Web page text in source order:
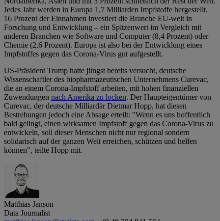
Jedes Jahr werden in Europa 1,7 Milliarden Impfstoffe hergestellt.
16 Prozent der Einnahmen investiert die Branche EU-weit in
Forschung und Entwicklung – ein Spitzenwert im Vergleich mit
anderen Branchen wie Software und Computer (8,4 Prozent) oder
Chemie (2,6 Prozent). Europa ist also bei der Entwicklung eines
Impfstoffes gegen das Corona-Virus gut aufgestellt.
US-Präsident Trump hatte jüngst bereits versucht, deutsche
Wissenschaftler des biopharmazeutischen Unternehmens Curevac,
die an einem Corona-Impfstoff arbeiten, mit hohen finanziellen
Zuwendungen nach Amerika zu locken. Der Haupteigentümer von
Curevac, der deutsche Milliardär Dietmar Hopp, hat diesen
Bestrebungen jedoch eine Absage erteilt: "Wenn es uns hoffentlich
bald gelingt, einen wirksamen Impfstoff gegen das Corona-Virus zu
entwickeln, soll dieser Menschen nicht nur regional sondern
solidarisch auf der ganzen Welt erreichen, schützen und helfen
können", teilte Hopp mit.
Matthias Janson
Data Journalist